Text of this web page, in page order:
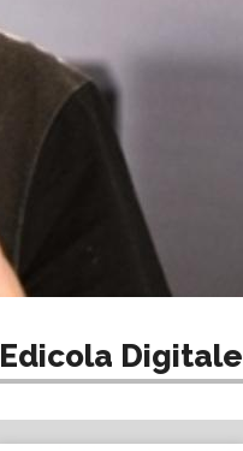
Edicola Digitale